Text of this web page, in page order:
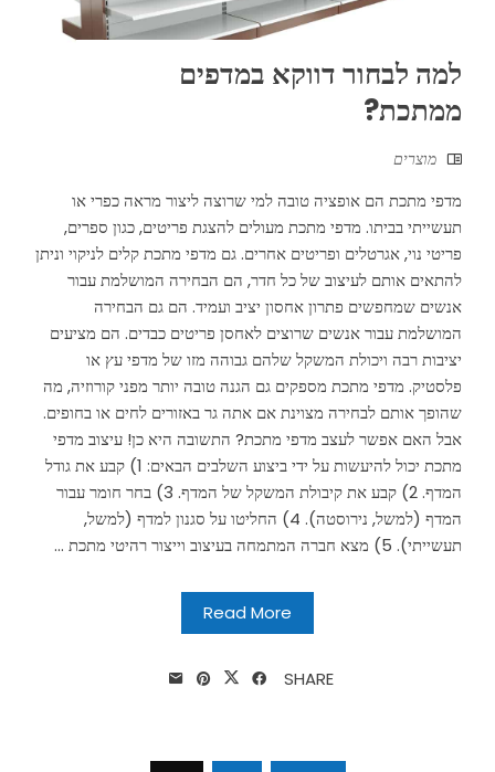
למה לבחור דווקא במדפים
ממתכת?
מוצרים
מדפי מתכת הם אופציה טובה למי שרוצה ליצור מראה כפרי או
תעשייתי בביתו. מדפי מתכת מעולים להצגת פריטים, כגון ספרים,
פריטי נוי, אגרטלים ופריטים אחרים. גם מדפי מתכת קלים לניקוי וניתן
להתאים אותם לעיצוב של כל חדר, הם הבחירה המושלמת עבור
אנשים שמחפשים פתרון אחסון יציב ועמיד. הם גם הבחירה
המושלמת עבור אנשים שרוצים לאחסן פריטים כבדים. הם מציעים
יציבות רבה ויכולת המשקל שלהם גבוהה מזו של מדפי עץ או
פלסטיק. מדפי מתכת מספקים גם הגנה טובה יותר מפני קורוזיה, מה
שהופך אותם לבחירה מצוינת אם אתה גר באזורים לחים או בחופים.
אבל האם אפשר לעצב מדפי מתכת? התשובה היא כן! עיצוב מדפי
מתכת יכול להיעשות על ידי ביצוע השלבים הבאים: 1) קבע את גודל
המדף. 2) קבע את קיבולת המשקל של המדף. 3) בחר חומר עבור
המדף (למשל, נירוסטה). 4) החליטו על סגנון למדף (למשל,
תעשייתי). 5) מצא חברה המתמחה בעיצוב וייצור רהיטי מתכת ...
Read More
SHARE